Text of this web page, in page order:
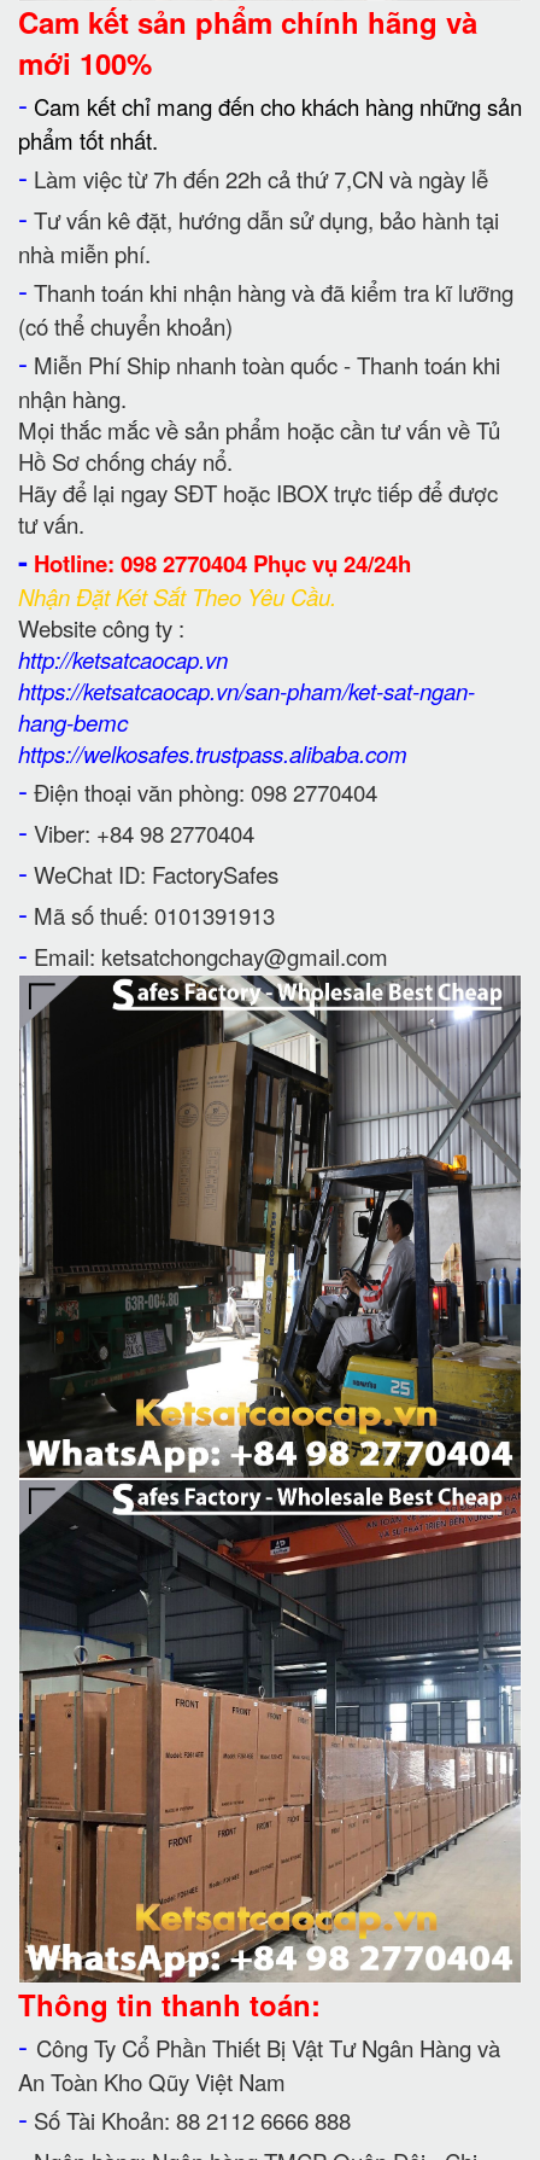
Cam kết sản phẩm chính hãng và
mới 100%
- Cam kết chỉ mang đến cho khách hàng những sản
phẩm tốt nhất.
- Làm việc từ 7h đến 22h cả thứ 7,CN và ngày lễ
- Tư vấn kê đặt, hướng dẫn sử dụng, bảo hành tại
nhà miễn phí.
- Thanh toán khi nhận hàng và đã kiểm tra kĩ lưỡng
(có thể chuyển khoản)
- Miễn Phí Ship nhanh toàn quốc - Thanh toán khi
nhận hàng.
Mọi thắc mắc về sản phẩm hoặc cần tư vấn về Tủ
Hồ Sơ chống cháy nổ.
Hãy để lại ngay SĐT hoặc IBOX trực tiếp để được
tư vấn.
- Hotline: 098 2770404 Phục vụ 24/24h
Nhận Đặt Két Sắt Theo Yêu Cầu.
Website công ty :
http://ketsatcaocap.vn
https://ketsatcaocap.vn/san-pham/ket-sat-ngan-
hang-bemc
https://welkosafes.trustpass.alibaba.com
- Điện thoại văn phòng: 098 2770404
- Viber: +84 98 2770404
- WeChat ID: FactorySafes
- Mã số thuế: 0101391913
- Email: ketsatchongchay@gmail.com
Thông tin thanh toán:
- Công Ty Cổ Phần Thiết Bị Vật Tư Ngân Hàng và
An Toàn Kho Qũy Việt Nam
- Số Tài Khoản: 88 2112 6666 888